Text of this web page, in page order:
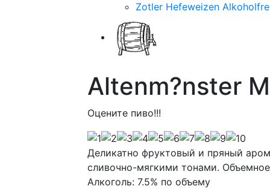
Zotler Hefeweizen
Altenm?nster
Оцените пиво!!!
Деликатно фруктовый и пряный
сливочно-мягкими тонами.
Алкоголь: 7.5% по объему